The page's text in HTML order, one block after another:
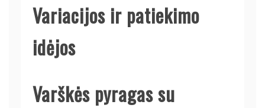
Variacijos ir patiekimo
idėjos
Varškės pyragas su